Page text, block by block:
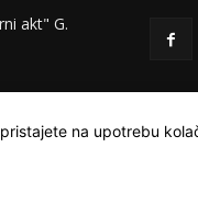
akt" G.
na upotrebu